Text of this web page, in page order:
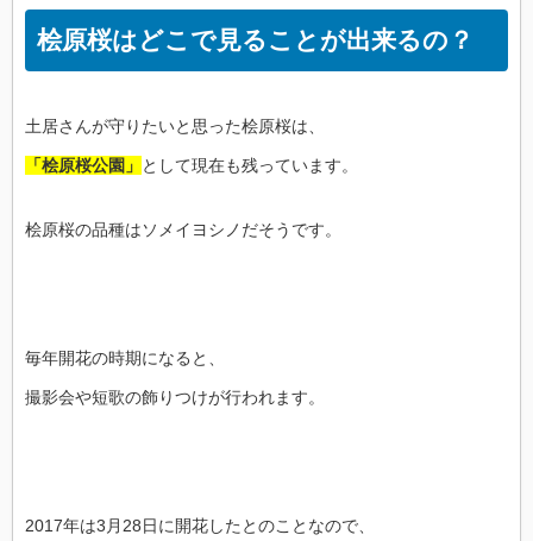
桧原桜はどこで見ることが出来るの？
土居さんが守りたいと思った桧原桜は、
「桧原桜公園」 として現在も残っています。
桧原桜の品種はソメイヨシノだそうです。
毎年開花の時期になると、
撮影会や短歌の飾りつけが行われます。
2017年は3月28日に開花したとのことなので、